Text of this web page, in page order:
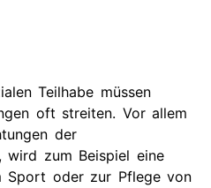
Teilhabe müssen
oft streiten. Vor allem
der
wird zum Beispiel eine
Sport oder zur Pflege von